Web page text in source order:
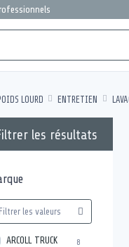
LOURD ENTRETIEN
les résultats
ARCOLL TRUCK 8